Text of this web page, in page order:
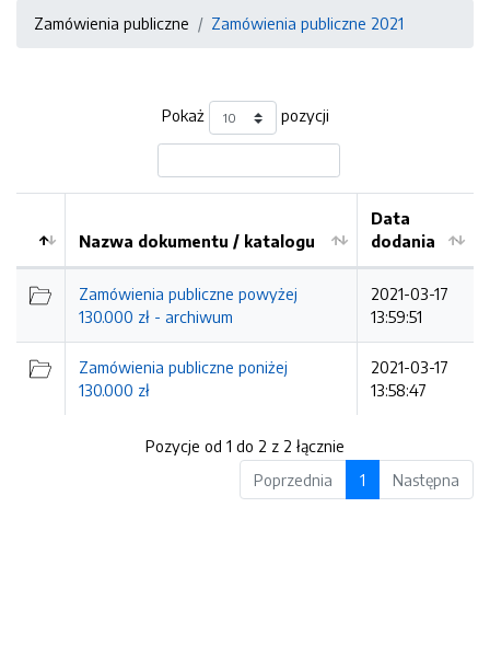
Zamówienia publiczne Zamówienia publiczne 2021
Pokaż pozycji
Kolejność
Nazwa dokumentu / katalogu
Data
dodania
Zamówienia publiczne powyżej
130.000 zł - archiwum
2021-03-17
13:59:51
Zamówienia publiczne poniżej
130.000 zł
2021-03-17
13:58:47
Pozycje od 1 do 2 z 2 łącznie
Poprzednia
1 Następna